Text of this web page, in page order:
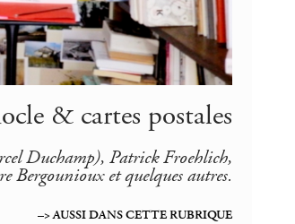
& cartes postales
Duchamp), Patrick Froehlich,
et quelques autres.
–> AUSSI DANS CETTE RUBRIQUE